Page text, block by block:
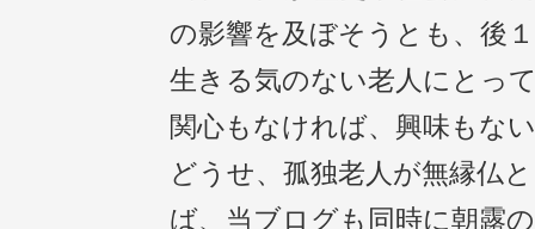
の影響を及ぼそうとも、後
生きる気のない老人にとっ
関心もなければ、興味もな
どうせ、孤独老人が無縁仏
ば、当ブログも同時に朝露